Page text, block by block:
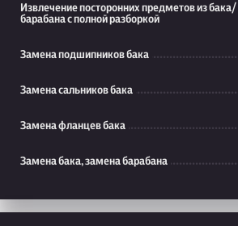
Извлечение посторонних предметов из бака/
барабана с полной разборкой
Замена подшипников бака
Замена сальников бака
Замена фланцев бака
Замена бака, замена барабана